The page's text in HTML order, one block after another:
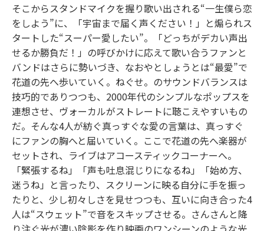
そこからスタンドマイクを握り歌い出される“一生僕ら恋
をしよう”に、「宇宙まで届く声ください！」と煽られス
タートした“スーパー愛したい”。「どっちがデカい声出
せるか勝負だ！」の呼びかけに応えて歌い合うファンと
バンドはさらに勢いづき、なおやとしょうとは“最愛”で
花道の先へ歩いていく。ねぐせ。のサウンドバランスは
技巧的でありつつも、2000年代のシンプルなポップスを
連想させ、ヴォーカルがストレートに聴こえやすいもの
だ。そんな4人が紡ぐ真っすぐな愛の言葉は、真っすぐ
にファンの胸へと届いていく。ここで花道の先へ楽器が
セットされ、ライブはアコースティックコーナーへ。
「緊張するね」「声も吐息混じりになるね」「始め方、
迷うね」と言ったり、スクリーンに映る自分に手を振っ
たりと、少し初々しさを見せつつも、互いに向き合った4
人は“スウェット”で音をスキップさせる。さんさんと降